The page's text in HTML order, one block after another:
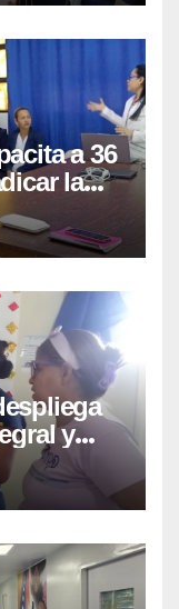
a 36
la
y